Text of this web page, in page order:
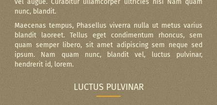
nunc, blandit.
Maecenas tempus, Phasellus viverra nulla ut metus varius
blandit laoreet. Tellus eget condimentum rhoncus, sem
quam semper libero, sit amet adipiscing sem neque sed
ipsum. Nam quam nunc, blandit vel, luctus pulvinar,
hendrerit id, lorem.
LUCTUS PULVINAR